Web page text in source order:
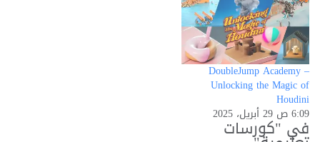
DoubleJump Academy –
Unlocking the Magic of
Houdini
6:09 ص 29 أبريل، 2025
في "كورسات